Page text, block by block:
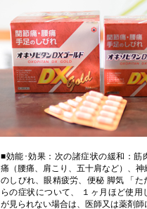
■効能･効果：次の諸症状の緩和：筋
痛（腰痛、肩こり、五十肩など）、神
のしびれ、眼精疲労、便秘 脚気 「た
らの症状について、 １ヶ月ほど使用
が見られない場合は、医師又は薬剤師